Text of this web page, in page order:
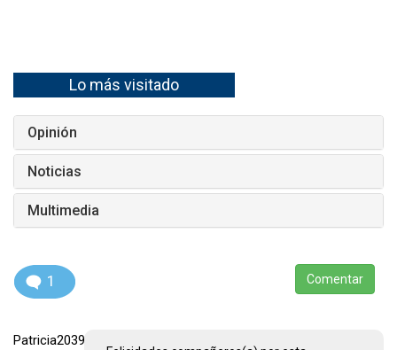
Lo más visitado
Opinión
Noticias
Multimedia
1 Comentar
Patricia2039233297